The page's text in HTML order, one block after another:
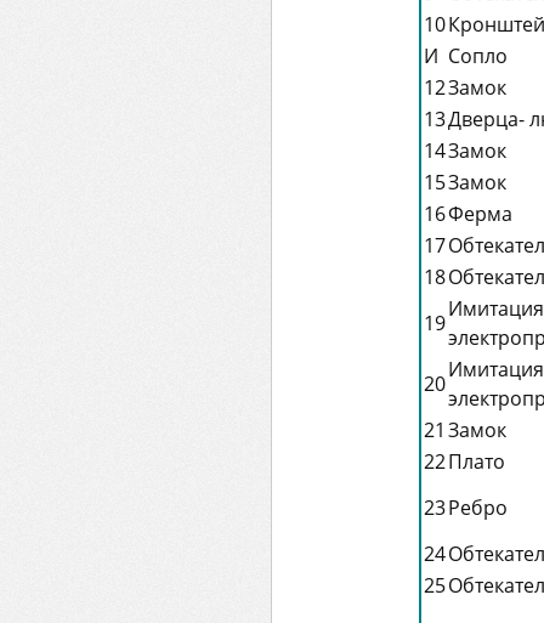
10
И Сопло
12Замок
13Дверца-
14Замок
15Замок
16Ферма
17
18
19
Имитация
20
Имитация
21 Замок
22Плато
23Ребро
24
25